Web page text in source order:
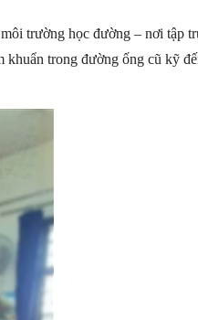
trường học đường – nơi tập
khuẩn trong đường ống cũ kỹ